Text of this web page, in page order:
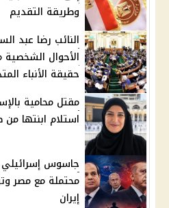
وطريقة التقديم
النائب رضا عبد
الأحوال
حقيقة الأنباء
مقتل محامية
استلام ابنتها
جاسوس
محتملة مع مصر
إيران